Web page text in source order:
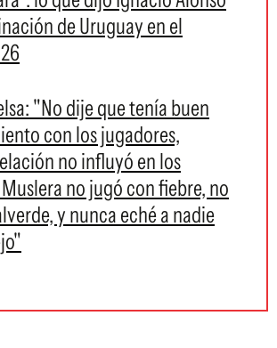
de Uruguay en el
"No dije que tenía buen
con los jugadores,
no influyó en los
no jugó con fiebre, no
y nunca eché a nadie